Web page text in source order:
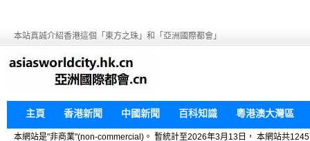
本站真誠介紹香港這個「東方之珠」和「亞洲國際都會」
主頁 香港新聞 中國新聞 百科知識 粵港澳大灣區
本網站是"非商業"(non-commercial)。 暫統計至2026年3月13日， 本網站共